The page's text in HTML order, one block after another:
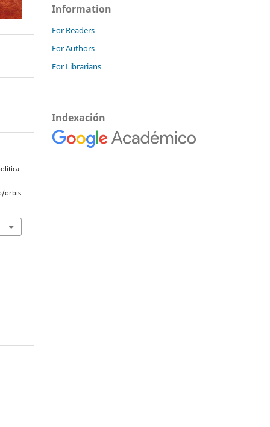
orbis
Information
For Readers
For Authors
For Librarians
Indexación